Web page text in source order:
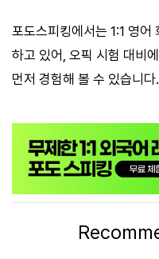
포도스피킹에서는 1:1 영어
하고 있어, 오픽 시험 대비
먼저 경험해 볼 수 있습니다.